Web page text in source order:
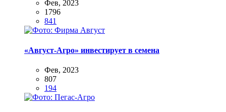
Фев, 2023
1796
841
«Август-Агро» инвестирует в семена
Фев, 2023
807
194